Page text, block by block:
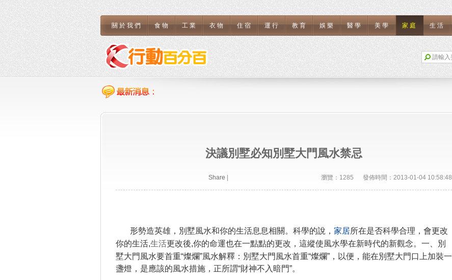
關於我們 食物 工業 衣物 住宿 運行 教育 娛樂 醫學 美學 家庭 生活
決議別墅必知別墅大門風水禁忌
瀏覽：1285 發佈時間：2013-01-04 10:58:48
Share
形勢造英雄，別墅風水和你的生活息息相關。科學的說， 家居所在是否科學合理，會更改
你的生活,生活更改後,你的命運也在一點點的更改，這縱使風水學在新時代的新觀念。一、別
墅大門風水要首重“燦爛”風水解釋：別墅大門風水首重“燦爛”，以便，能在別墅大門口上加裝一
盞燈，是應該的風水措施，正所謂“財神不入暗門”。